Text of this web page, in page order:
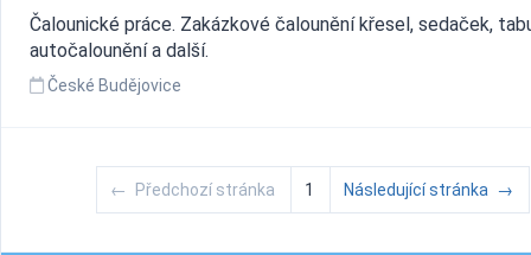
Čalounické práce. Zakázkové čalounění křesel, sedaček,
autočalounění a další.
České Budějovice
← Předchozí stránka 1 Následující stránka →